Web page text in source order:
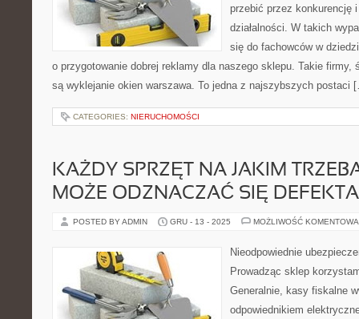
przebić przez konkurencję
działalności. W takich
się do fachowców w
o przygotowanie dobrej reklamy dla naszego sklepu. Takie firmy,
są wyklejanie okien warszawa. To jedna z najszybszych postaci
CATEGORIES: NIERUCHOMOŚCI
KAŻDY SPRZĘT NA JAKIM
MOŻE ODZNACZAĆ SIĘ
POSTED BY ADMIN GRU - 13 - 2025 MOŻLIWOŚĆ
Nieodpowiednie
Prowadząc sklep
Generalnie, kasy fiskalne
odpowiednikiem